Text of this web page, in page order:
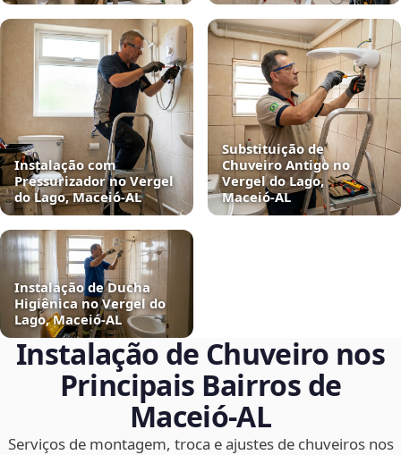
Instalação com
Pressurizador no Vergel
do Lago, Maceió‑AL
Substituição de
Chuveiro Antigo no
Vergel do Lago,
Maceió‑AL
Instalação de Ducha
Higiênica no Vergel do
Lago, Maceió‑AL
Instalação de Chuveiro nos
Principais Bairros de
Maceió‑AL
Serviços de montagem, troca e ajustes de chuveiros nos